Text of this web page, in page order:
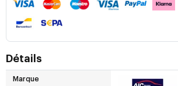
Détails
Marque